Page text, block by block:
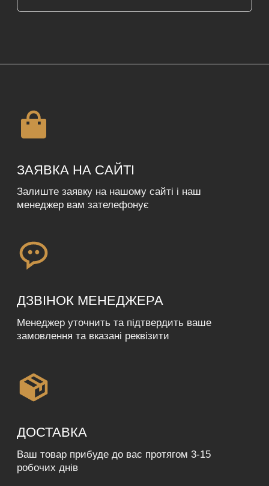
ОТРИМАННЯ
Ви можете отримати свою посилку у відділі